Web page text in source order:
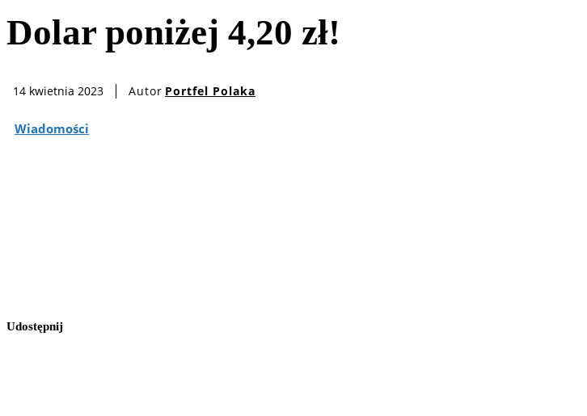
Dolar poniżej 4,20 zł!
14 kwietnia 2023 Autor Portfel Polaka
Wiadomości
Udostępnij